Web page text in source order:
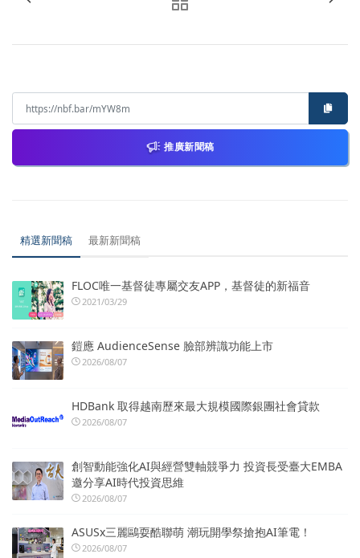
推廣新聞稿
精選新聞稿 最新新聞稿
FLOC唯一基督徒專屬交友APP，基督徒的新福音
2021/03/29
鎧應 AudienceSense 臉部辨識功能上市
2026/08/07
HDBank 取得越南歷來最大規模國際銀團社會貸款
2026/08/07
創智動能強化AI與經營雙軸競爭力 投資長受臺大EMBA
邀分享AI時代投資思維
2026/08/07
ASUSx三麗鷗耍酷聯萌 潮玩開學祭搶抱AI筆電！
2026/08/07